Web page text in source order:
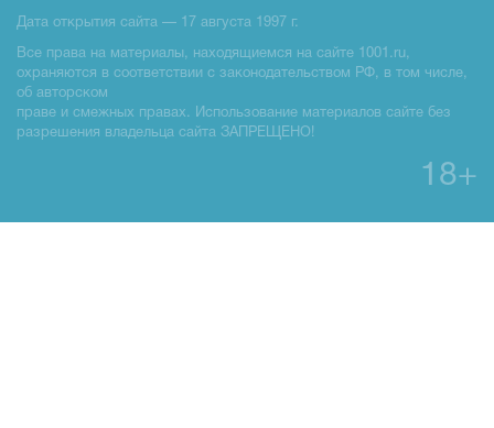
Дата открытия сайта — 17 августа 1997 г.
Все права на материалы, находящиемся на сайте 1001.ru,
охраняются в соответствии с законодательством РФ, в том числе,
об авторском
праве и смежных правах. Использование материалов сайте без
разрешения владельца сайта ЗАПРЕЩЕНО!
18+